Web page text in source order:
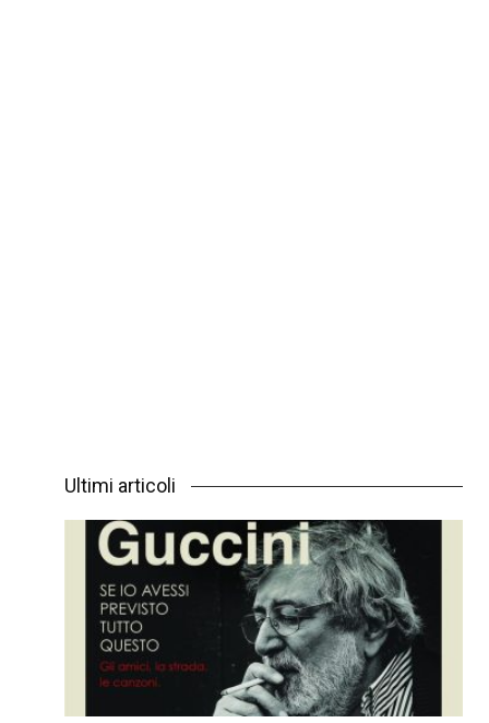
Ultimi articoli